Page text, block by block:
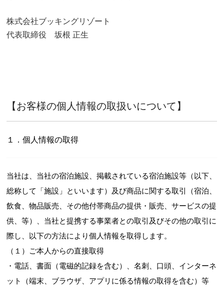
株式会社ブッキングリゾート
代表取締役 坂根 正生
【お客様の個人情報の取扱いについて】
１．個人情報の取得
当社は、当社の宿泊施設、掲載されている宿泊施設等（以下、
総称して「施設」といいます）及び商品に関する取引（宿泊、
飲食、物品販売、その他付帯商品の提供・販売、サービスの提
供、等）、当社と提携する事業者との取引及びその他の取引に
際し、以下の方法により個人情報を取得します。
（１）ご本人からの直接取得
・電話、書面（電磁的記録を含む）、名刺、口頭、インターネ
ット（端末、ブラウザ、アプリに係る情報の取得を含む）等